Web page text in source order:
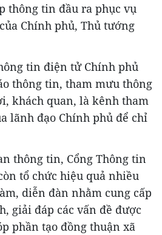
thông tin đầu ra phục vụ
Chính phủ, Thủ tướng
tin điện tử Chính phủ
thông tin, tham mưu thông
khách quan, là kênh tham
lãnh đạo Chính phủ để chỉ
thông tin, Cổng Thông tin
tổ chức hiệu quả nhiều
diễn đàn nhằm cung cấp
giải đáp các vấn đề được
phần tạo đồng thuận xã